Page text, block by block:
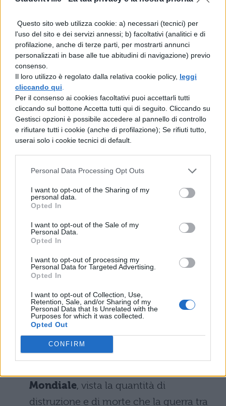
Questo sito web utilizza cookie: a) necessari (tecnici) per
l'uso del sito e dei servizi annessi; b) facoltativi (analitici e di
profilazione, anche di terze parti, per mostrarti annunci
personalizzati in base alle tue abitudini di navigazione) previo
consenso.
Il loro utilizzo è regolato dalla relativa cookie policy, leggi
cliccando qui
Per il consenso ai cookies facoltativi puoi accettarli tutti
cliccando sul bottone Accetta tutti qui di seguito. Cliccando su
Gestisci opzioni è possibile accedere al pannello di controllo
e rifiutare tutti i cookie (anche di profilazione); Se rifiuti tutto,
userai solo i cookie tecnici di default.
Personal Data Processing Opt Outs
I want to opt-out of the Sharing of my
personal data.
Opted In
I want to opt-out of the Sale of my
Personal Data.
Opted In
I want to opt-out of processing my
Personal Data for Targeted Advertising.
Opted In
I want to opt-out of Collection, Use,
Retention, Sale, and/or Sharing of my
Personal Data that Is Unrelated with the
Purposes for which it was collected.
Opted Out
CONFIRM
Prima Prova Maturità
2017:Traccia sul Terrorismo
L'argomento di attualità più gettonato
per laMaturità 2017è ilterrorismo
Non ci sono dubbi a riguardo. La
tematica delterrorismoè molto
complessa, in quanto bisogna
innazitutto capire cosa significa, da cosa
è causato quetso fenomeno, come
avviene e soprattutto cosa comporta.
Cercate di usare, quindi, tutte le nostre
risorse per aiutarvi:
Tema sul terrorismo: la scaletta
Prima prova Maturità 2017 traccia
sul terrorismo: come svolgerla
Prima Prova Maturità 2017:
Traccia sull'unione Europea
L’idea di unacomunità europeaunita e
il sogno degliStati Uniti d’Europa
Mondiale, vista la quantità di
distruzione e di morte che la guerra tra